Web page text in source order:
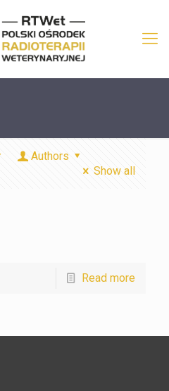
Authors
Show all
Read more